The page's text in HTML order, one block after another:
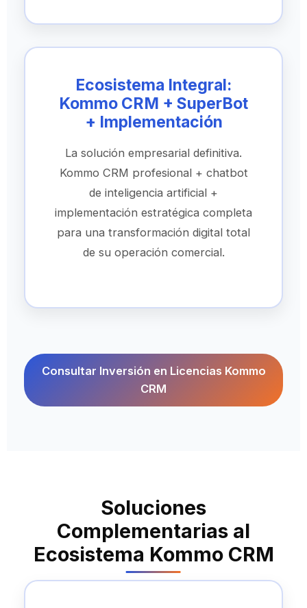
Ecosistema Integral:
Kommo CRM + SuperBot
+ Implementación
La solución empresarial definitiva.
Kommo CRM profesional + chatbot
de inteligencia artificial +
implementación estratégica completa
para una transformación digital total
de su operación comercial.
Consultar Inversión en Licencias Kommo
CRM
Soluciones
Complementarias al
Ecosistema Kommo CRM